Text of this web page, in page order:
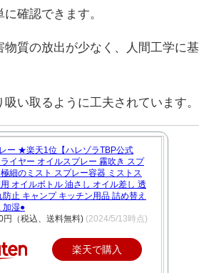
確認できます。
質の放出が少なく、人間工学に基
い取るように工夫されています。
ー ★楽天1位【ハレゾラTBP公式
イヤー オイルスプレー 霧吹き スプ
細のミスト スプレー容器 ミストス
オイルボトル 油さし オイル差し 透
防止 キャンプ キッチン用品 詰め替え
加湿●
円（税込、送料無料) (2024/5/13時点)
楽天で購入